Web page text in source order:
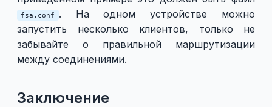
fsa.conf . На одном устройстве можно
запустить несколько клиентов, только не
забывайте о правильной маршрутизации
между соединениями.
Заключение